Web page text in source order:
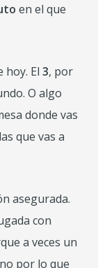
en el que
hoy. El 3, por
O algo
donde vas
que vas a
asegurada.
con
a veces un
por lo que